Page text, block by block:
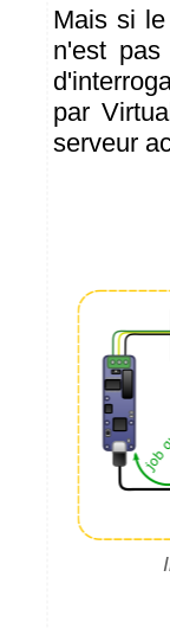
Mais si
n'est
par
serveur